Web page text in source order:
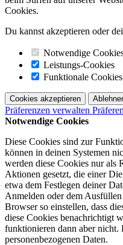
Cookies.
Du kannst akzeptieren oder
Notwendige
Leistungs-Cookies
Funktionale Cookies
Cookies akzeptieren
Präferenzen verwalten
Notwendige Cookies
Diese Cookies sind zur
können in deinen Systemen
werden diese Cookies nur als
Aktionen gesetzt, die einer
etwa dem Festlegen deiner
Anmelden oder dem
Browser so einstellen, dass
diese Cookies benachrichtigt
funktionieren dann aber nicht.
personenbezogenen Daten.